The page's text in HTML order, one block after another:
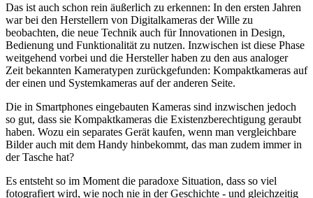
Das ist auch schon rein äußerlich zu erkennen: In den ersten Jahren
war bei den Herstellern von Digitalkameras der Wille zu
beobachten, die neue Technik auch für Innovationen in Design,
Bedienung und Funktionalität zu nutzen. Inzwischen ist diese Phase
weitgehend vorbei und die Hersteller haben zu den aus analoger
Zeit bekannten Kameratypen zurückgefunden: Kompaktkameras auf
der einen und Systemkameras auf der anderen Seite.
Die in Smartphones eingebauten Kameras sind inzwischen jedoch
so gut, dass sie Kompaktkameras die Existenzberechtigung geraubt
haben. Wozu ein separates Gerät kaufen, wenn man vergleichbare
Bilder auch mit dem Handy hinbekommt, das man zudem immer in
der Tasche hat?
Es entsteht so im Moment die paradoxe Situation, dass so viel
fotografiert wird, wie noch nie in der Geschichte - und gleichzeitig